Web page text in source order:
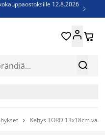
12.8.2026

jopa 60% 
 
 Kehys TORD 13x18cm